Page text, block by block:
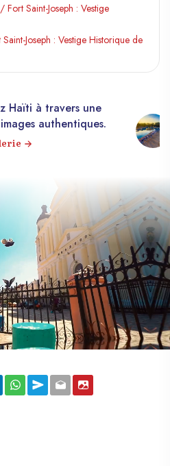
Fort Saint-Joseph : Vestige
Joseph : Vestige Historique de
Haïti à travers une
authentiques.